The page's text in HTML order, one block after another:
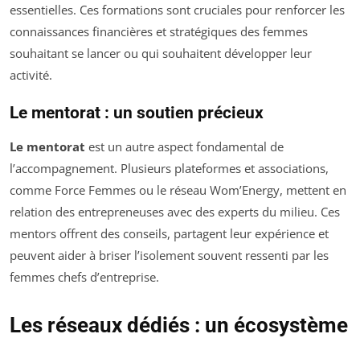
essentielles. Ces formations sont cruciales pour renforcer les
connaissances financières et stratégiques des femmes
souhaitant se lancer ou qui souhaitent développer leur
activité.
Le mentorat : un soutien précieux
Le mentorat est un autre aspect fondamental de
l’accompagnement. Plusieurs plateformes et associations,
comme Force Femmes ou le réseau Wom’Energy, mettent en
relation des entrepreneuses avec des experts du milieu. Ces
mentors offrent des conseils, partagent leur expérience et
peuvent aider à briser l’isolement souvent ressenti par les
femmes chefs d’entreprise.
Les réseaux dédiés : un écosystème